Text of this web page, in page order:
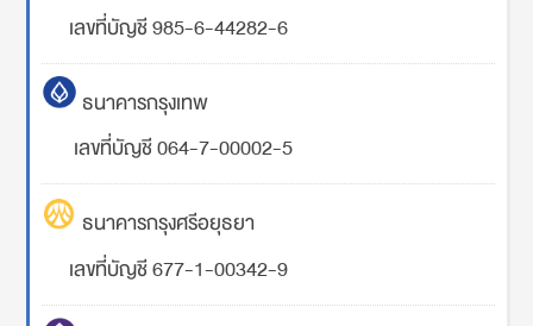
เลขที่บัญชี 985-6-44282-6
ธนาคารกรุงเทพ
เลขที่บัญชี 064-7-00002-5
ธนาคารกรุงศรีอยุธยา
เลขที่บัญชี 677-1-00342-9